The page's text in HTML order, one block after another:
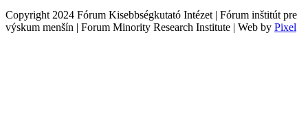
Copyright 2024 Fórum Kisebbségkutató Intézet | Fórum inštitút pre
výskum menšín | Forum Minority Research Institute | Web by Pixel